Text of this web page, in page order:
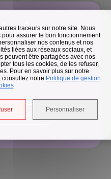
traceurs sur notre site. Nous
assurer le bon fonctionnement
nos contenus et nos
liées aux réseaux sociaux, et
peuvent être partagées avec nos
tous les cookies, de les refuser,
Pour en savoir plus sur notre
notre Politique de gestion
Personnaliser
infos
déchets
passage de nos camions
jusqu'au 14 août.
déchets
©OpenStreetMapcontributeurs.
la liste